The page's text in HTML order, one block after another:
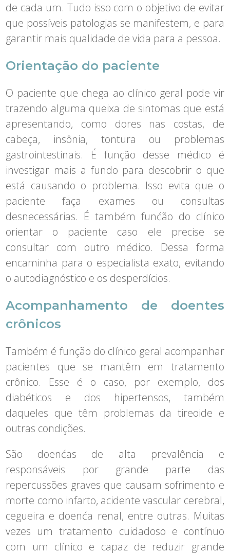
de cada um. Tudo isso com o objetivo de evitar
que possíveis patologias se manifestem, e para
garantir mais qualidade de vida para a pessoa.
Orientação do paciente
O paciente que chega ao clínico geral pode vir
trazendo alguma queixa de sintomas que está
apresentando, como dores nas costas, de
cabeça, insônia, tontura ou problemas
gastrointestinais. É função desse médico é
investigar mais a fundo para descobrir o que
está causando o problema. Isso evita que o
paciente faça exames ou consultas
desnecessárias. É também funćão do clínico
orientar o paciente caso ele precise se
consultar com outro médico. Dessa forma
encaminha para o especialista exato, evitando
o autodiagnóstico e os desperdícios.
Acompanhamento de doentes
crônicos
Também é função do clínico geral acompanhar
pacientes que se mantêm em tratamento
crônico. Esse é o caso, por exemplo, dos
diabéticos e dos hipertensos, também
daqueles que têm problemas da tireoide e
outras condições.
São doenćas de alta prevalência e
responsáveis por grande parte das
repercussões graves que causam sofrimento e
morte como infarto, acidente vascular cerebral,
cegueira e doenća renal, entre outras. Muitas
vezes um tratamento cuidadoso e contínuo
com um clínico e capaz de reduzir grande